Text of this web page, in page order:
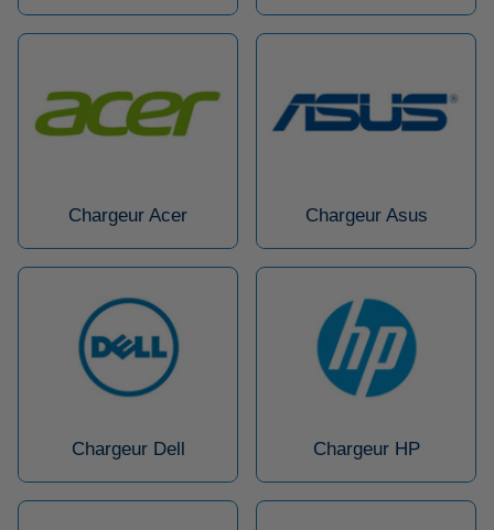
Chargeur Acer Chargeur Asus
Chargeur Dell Chargeur HP